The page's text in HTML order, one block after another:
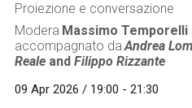
Proiezione e conversazione
Modera Massimo Temporelli
accompagnato da Andrea
Realeand Filippo Rizzante
09 Apr 2026 / 19:00 - 21:30